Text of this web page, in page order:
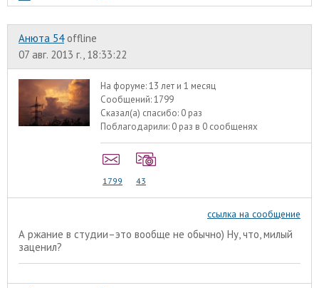
Анюта 54 offline
07 авг. 2013 г., 18:33:22
На форуме:13 лет и 1 месяц
Сообщений:1799
Сказал(а) спасибо: 0 раз
Поблагодарили: 0 раз в 0 сообщенях
1799 43
ссылка на сообщение
А ржание в студии–это вообще не обычно) Ну, что, милый
заценил?